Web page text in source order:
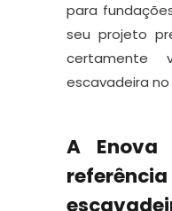
para
seu projeto
certamente
escavadeira
A Enova